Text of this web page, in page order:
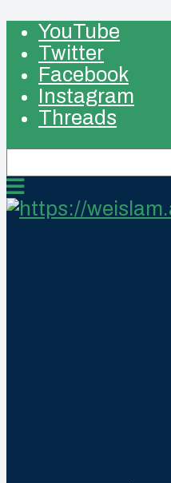
YouTube
Twitter
Facebook
Instagram
Threads